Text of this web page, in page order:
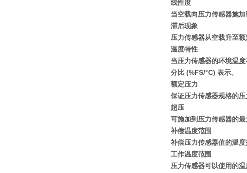
线性度
当空载向压力传感器施
滞后现象
压力传感器从空载升至
温度特性
当压力传感器的环境温
分比 (%FS/°C) 表示。
额定压力
保证压力传感器规格的压
超压
可施加到压力传感器的最
补偿温度范围
补偿压力传感器值的温度
工作温度范围
压力传感器可以使用的